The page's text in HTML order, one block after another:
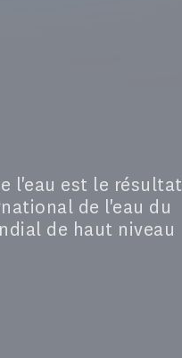
l'eau est le résultat
de l'eau du
de haut niveau